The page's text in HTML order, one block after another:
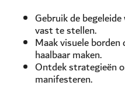
Gebruik de
vast te stellen.
Maak visuele
haalbaar maken.
Ontdek strategieën
manifesteren.